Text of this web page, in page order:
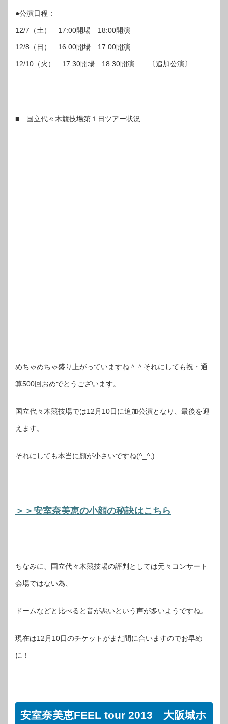
●公演日程：
12/7（土） 17:00開場 18:00開演
12/8（日） 16:00開場 17:00開演
12/10（火） 17:30開場 18:30開演 〔追加公演〕
■ 国立代々木競技場第１日ツアー状況
めちゃめちゃ盛り上がっていますね＾＾それにしても祝・通
算500回おめでとうございます。
国立代々木競技場では12月10日に追加公演となり、最後を迎
えます。
それにしても本当に顔が小さいですね(^_^;)
＞＞安室奈美恵の小顔の秘訣はこちら
ちなみに、国立代々木競技場の評判としては元々コンサート
会場ではない為、
ドームなどと比べると音が悪いという声が多いようですね。
現在は12月10日のチケットがまだ間に合いますのでお早め
に！
安室奈美恵FEEL tour 2013 大阪城ホ